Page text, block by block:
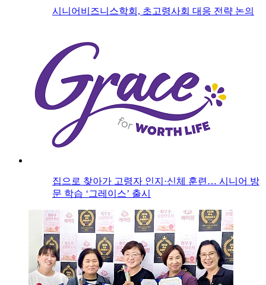
시니어비즈니스학회, 초고령사회 대응 전략 논의
집으로 찾아가 고령자 인지·신체 훈련… 시니어 방
문 학습 ‘그레이스’ 출시